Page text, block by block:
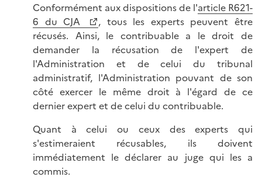
Conformément aux dispositions de l'article R621-
6 du CJA
, tous les experts peuvent être
récusés. Ainsi, le contribuable a le droit de
demander la récusation de l'expert de
l'Administration et de celui du tribunal
administratif, l'Administration pouvant de son
côté exercer le même droit à l'égard de ce
dernier expert et de celui du contribuable.
Quant à celui ou ceux des experts qui
s'estimeraient récusables, ils doivent
immédiatement le déclarer au juge qui les a
commis.